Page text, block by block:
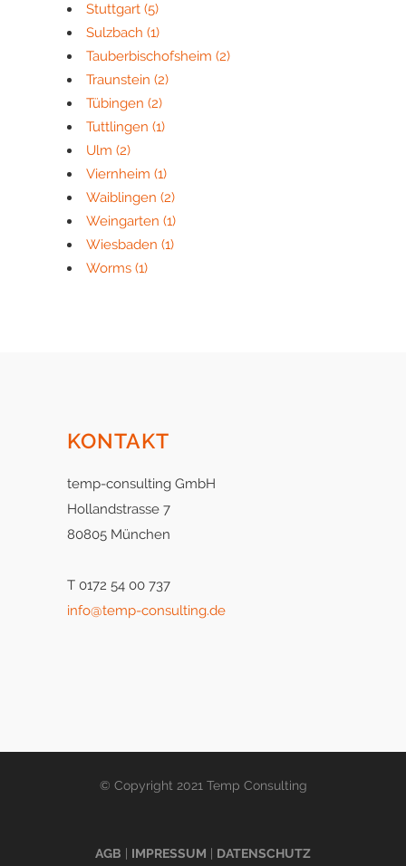
Stuttgart (5)
Sulzbach (1)
Tauberbischofsheim (2)
Traunstein (2)
Tübingen (2)
Tuttlingen (1)
Ulm (2)
Viernheim (1)
Waiblingen (2)
Weingarten (1)
Wiesbaden (1)
Worms (1)
KONTAKT
temp-consulting GmbH
Hollandstrasse 7
80805 München
T 0172 54 00 737
info@temp-consulting.de
© Copyright 2021 Temp Consulting
AGB IMPRESSUM DATENSCHUTZ